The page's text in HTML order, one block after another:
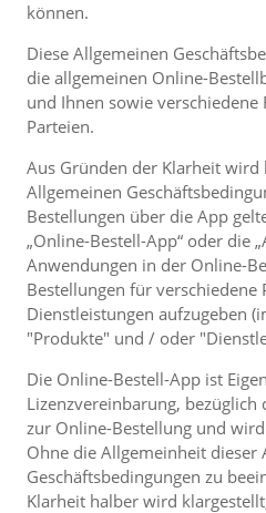
können.
Diese Allgemeinen
die allgemeinen Online-
und Ihnen sowie verschiedene
Parteien.
Aus Gründen der Klarheit wird
Allgemeinen
Bestellungen über die App
„Online-Bestell-App“ oder die
Anwendungen in der Online-
Bestellungen für
Dienstleistungen aufzugeben
"Produkte" und / oder
Die Online-Bestell-App ist
Lizenzvereinbarung,
zur Online-Bestellung und
Ohne die Allgemeinheit dieser
Geschäftsbedingungen zu
Klarheit halber wird